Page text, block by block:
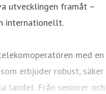
utvecklingen framåt –
internationellt.
med en
erbjuder robust, säker
landet. Från seniorer och